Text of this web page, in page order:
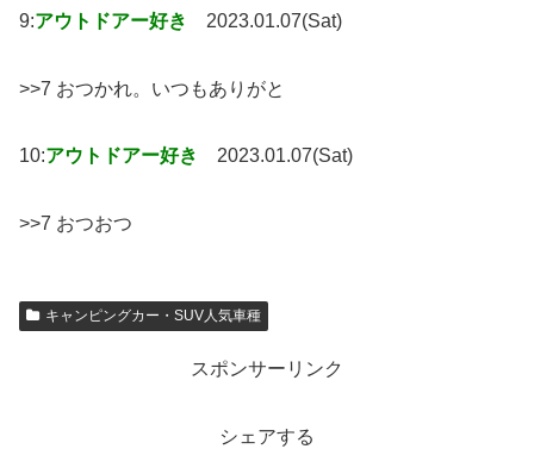
9:アウトドアー好き 2023.01.07(Sat)
>>7 おつかれ。いつもありがと
10:アウトドアー好き 2023.01.07(Sat)
>>7 おつおつ
キャンピングカー・SUV人気車種
スポンサーリンク
シェアする